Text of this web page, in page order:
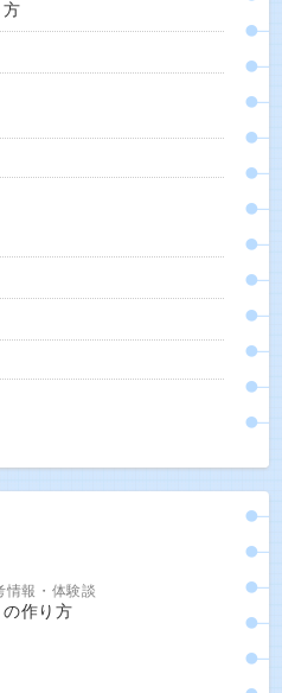
方
情報・体験談
作り方